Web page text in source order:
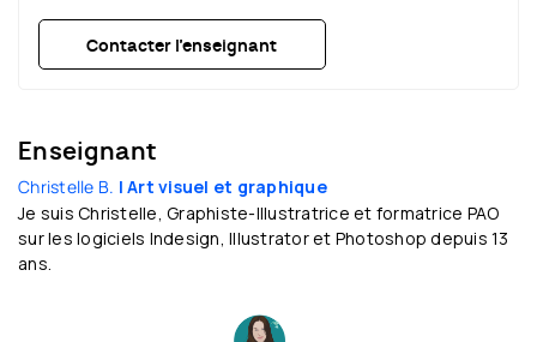
Contacter l’enseignant
Enseignant
Christelle B. | Art visuel et graphique
Je suis Christelle, Graphiste-Illustratrice et formatrice PAO
sur les logiciels Indesign, Illustrator et Photoshop depuis 13
ans.